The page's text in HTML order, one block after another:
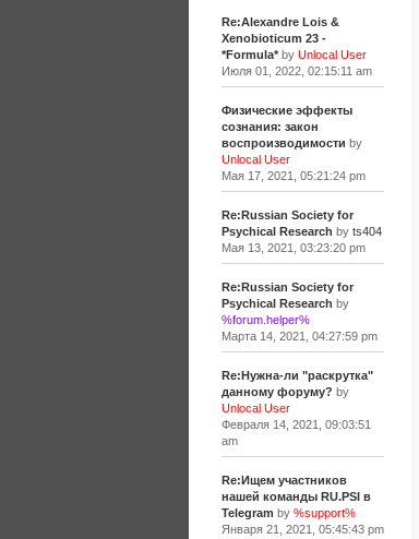
Re:Alexandre Lois &
Xenobioticum 23 -
*Formula*by Unlocal User
Июля 01, 2022, 02:15:11 am
Физические эффекты
сознания: закон
воспроизводимости by
Unlocal User
Мая 17, 2021, 05:21:24 pm
Re:Russian Society for
Psychical Research by ts404
Мая 13, 2021, 03:23:20 pm
Re:Russian Society for
Psychical Research by
%forum.helper%
Марта 14, 2021, 04:27:59 pm
Re:Нужна-ли "раскрутка"
данному форуму? by
Unlocal User
Февраля 14, 2021, 09:03:51
am
Re:Ищем участников
нашей команды RU.PSI в
Telegram by %support%
Января 21, 2021, 05:45:43 pm